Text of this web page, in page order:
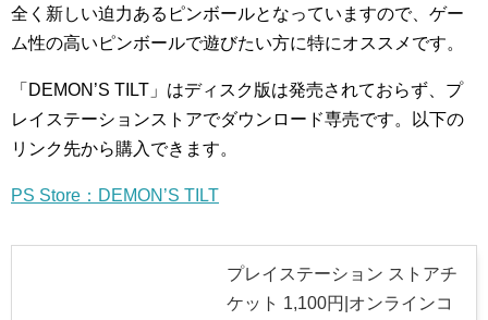
全く新しい迫力あるピンボールとなっていますので、ゲー
ム性の高いピンボールで遊びたい方に特にオススメです。
「DEMON’S TILT」はディスク版は発売されておらず、プ
レイステーションストアでダウンロード専売です。以下の
リンク先から購入できます。
PS Store：DEMON’S TILT
プレイステーション ストアチ
ケット 1,100円|オンラインコ